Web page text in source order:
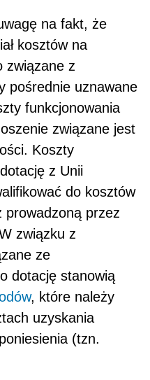
na fakt, że
kosztów na
związane z
pośrednie uznawane
funkcjonowania
związane jest
Koszty
z Unii
do kosztów
prowadzoną przez
związku z
ze
dotację stanowią
, które należy
uzyskania
(tzn.